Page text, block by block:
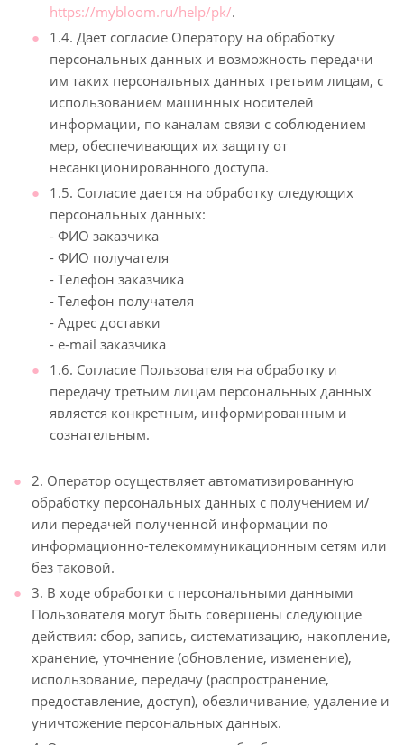
https://mybloom.ru/help/pk/.
1.4. Дает согласие Оператору на обработку
персональных данных и возможность передачи
им таких персональных данных третьим лицам, с
использованием машинных носителей
информации, по каналам связи с соблюдением
мер, обеспечивающих их защиту от
несанкционированного доступа.
1.5. Согласие дается на обработку следующих
персональных данных:
- ФИО заказчика
- ФИО получателя
- Телефон заказчика
- Телефон получателя
- Адрес доставки
- e-mail заказчика
1.6. Согласие Пользователя на обработку и
передачу третьим лицам персональных данных
является конкретным, информированным и
сознательным.
2. Оператор осуществляет автоматизированную
обработку персональных данных с получением и/
или передачей полученной информации по
информационно-телекоммуникационным сетям или
без таковой.
3. В ходе обработки с персональными данными
Пользователя могут быть совершены следующие
действия: сбор, запись, систематизацию, накопление,
хранение, уточнение (обновление, изменение),
использование, передачу (распространение,
предоставление, доступ), обезличивание, удаление и
уничтожение персональных данных.